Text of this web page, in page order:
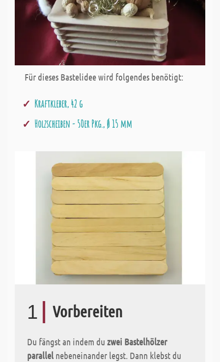
Für dieses Bastelidee wird folgendes benötigt:
Kraftkleber, 42 g
Holzscheiben - 50er Pkg., Ø 15 mm
1 Vorbereiten
Du fängst an indem du zwei Bastelhölzer
parallel nebeneinander legst. Dann klebst du